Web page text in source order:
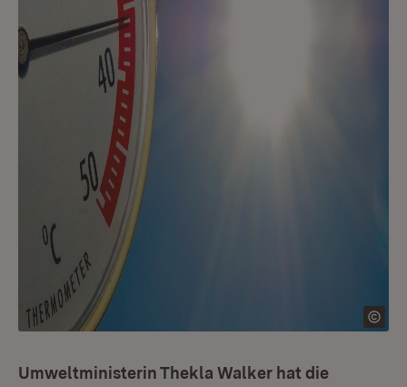
Umweltministerin Thekla Walker hat die